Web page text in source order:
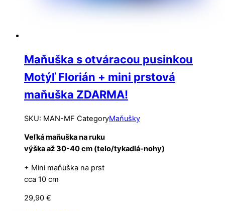
Maňuška s otváracou pusinkou
Motýľ Florián + mini prstová
maňuška ZDARMA!
SKU: MAN-MF CategoryMaňušky
Veľká maňuška na ruku
výška až 30-40 cm (telo/tykadlá-nohy)
+ Mini maňuška na prst
cca 10 cm
29,90 €